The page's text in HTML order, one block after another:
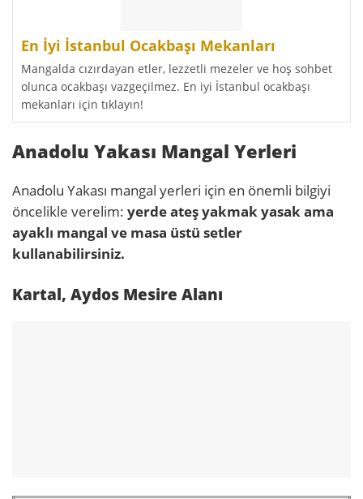
En İyi İstanbul Ocakbaşı Mekanları
Mangalda cızırdayan etler, lezzetli mezeler ve hoş sohbet
olunca ocakbaşı vazgeçilmez. En iyi İstanbul ocakbaşı
mekanları için tıklayın!
Anadolu Yakası Mangal Yerleri
Anadolu Yakası mangal yerleri için en önemli bilgiyi
öncelikle verelim: yerde ateş yakmak yasak ama
ayaklı mangal ve masa üstü setler
kullanabilirsiniz.
Kartal, Aydos Mesire Alanı